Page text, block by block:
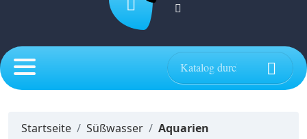

Startseite Süßwasser Aquarien